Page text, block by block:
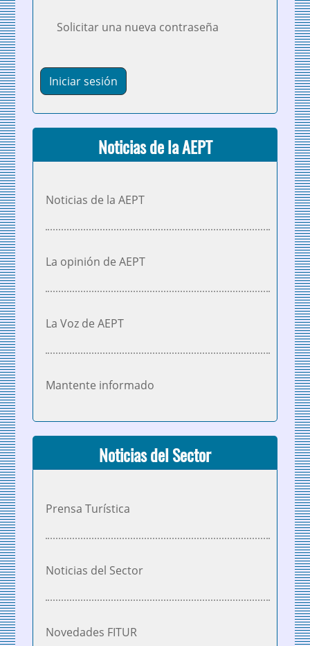
Solicitar una nueva contraseña
Noticias de la AEPT
Noticias de la AEPT
La opinión de AEPT
La Voz de AEPT
Mantente informado
Noticias del Sector
Prensa Turística
Noticias del Sector
Novedades FITUR